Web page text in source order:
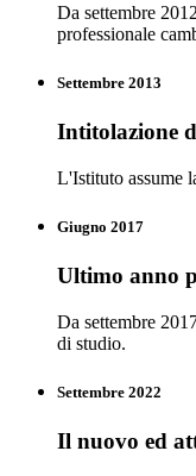
Da settembre
professionale
Settembre 2013
Intitolazione
L'Istituto assume
Giugno 2017
Ultimo anno
Da settembre
di studio.
Settembre 2022
Il nuovo ed